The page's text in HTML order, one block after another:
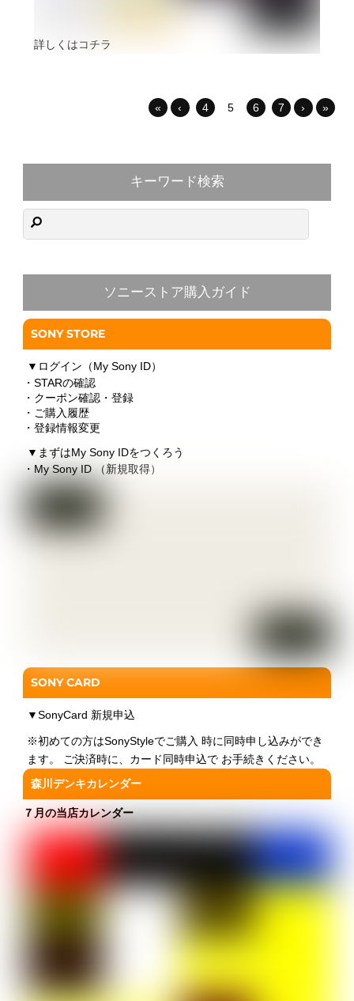
詳しくはコチラ
« ‹ 4 5 6 7 › »
キーワード検索
ソニーストア購入ガイド
SONY STORE
▼ ログイン（My Sony ID）
・STARの確認
・クーポン確認・登録
・ご購入履歴
・登録情報変更
▼ まずはMy Sony IDをつくろう
・My Sony ID （新規取得）
SONY CARD
▼SonyCard 新規申込
※初めての方はSonyStyleでご購入 時に同時申し込みができ
ます。 ご決済時に、カード同時申込で お手続きください。
森川デンキカレンダー
７月の当店カレンダー